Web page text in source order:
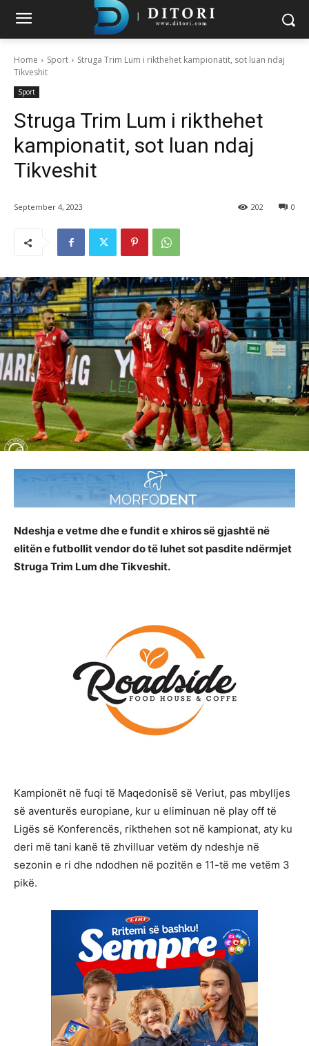
Home Sport
Struga Trim Lum i rikthehet kampionatit, sot luan ndaj
Tikveshit
Sport
Struga Trim Lum i rikthehet
kampionatit, sot luan ndaj
Tikveshit
September 4, 2023 0
202
Ndeshja e vetme dhe e fundit e xhiros së gjashtë në
elitën e futbollit vendor do të luhet sot pasdite ndërmjet
Struga Trim Lum dhe Tikveshit.
Kampionët në fuqi të Maqedonisë së Veriut, pas mbylljes
së aventurës europiane, kur u eliminuan në play off të
Ligës së Konferencës, rikthehen sot në kampionat, aty ku
deri më tani kanë të zhvilluar vetëm dy ndeshje në
sezonin e ri dhe ndodhen në pozitën e 11-të me vetëm 3
pikë.